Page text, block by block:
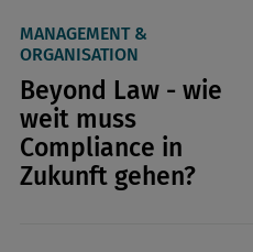
MANAGEMENT &
ORGANISATION
Beyond Law - wie
weit muss
Compliance in
Zukunft gehen?